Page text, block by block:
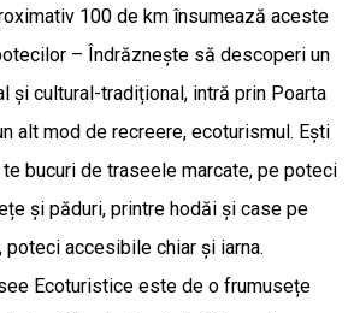
100 de km însumează aceste
– Îndrăznește să descoperi un
și cultural-tradițional, intră prin Poarta
alt mod de recreere, ecoturismul. Ești
bucuri de traseele marcate, pe poteci
și păduri, printre hodăi și case pe
accesibile chiar și iarna.
Ecoturistice este de o frumusețe